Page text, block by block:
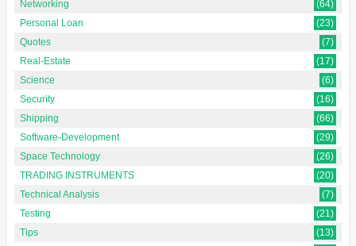
Networking
(64)
Personal Loan
(23)
Quotes
(7)
Real-Estate
(17)
Science
(6)
Security
(16)
Shipping
(66)
Software-Development
(29)
Space Technology
(26)
TRADING INSTRUMENTS
(20)
Technical Analysis
(7)
Testing
(21)
Tips
(13)